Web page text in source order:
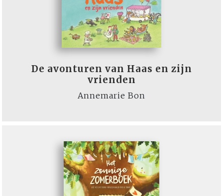
De avonturen van Haas en zijn
vrienden
Annemarie Bon